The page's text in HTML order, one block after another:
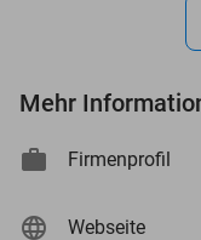
Mehr
Firmenprofil
Webseite